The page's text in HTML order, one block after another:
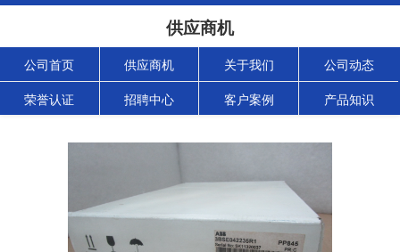
供应商机
公司首页 供应商机 关于我们 公司动态
荣誉认证 招聘中心 客户案例 产品知识